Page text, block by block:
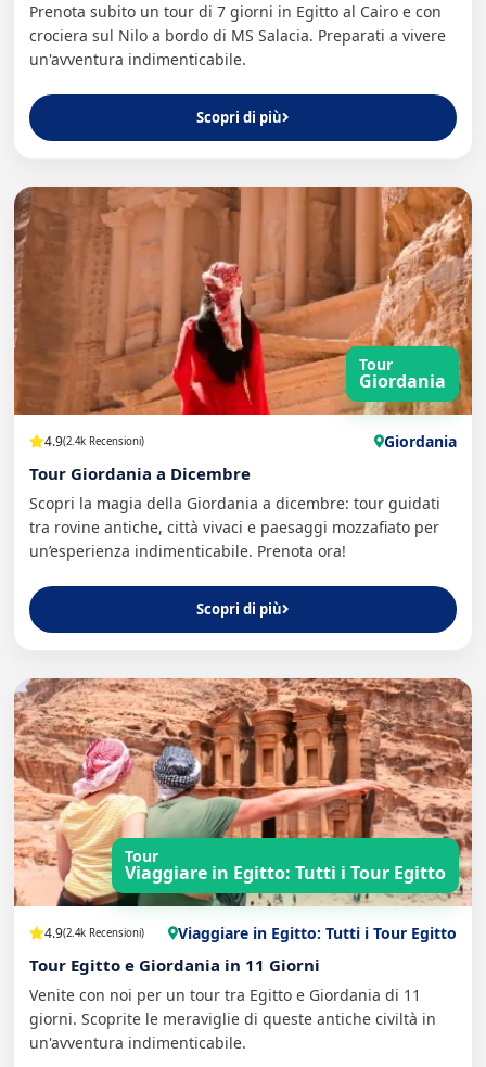
Prenota subito un tour di 7 giorni in Egitto al Cairo e con
crociera sul Nilo a bordo di MS Salacia. Preparati a vivere
un'avventura indimenticabile.
Scopri di più
Tour
Giordania
4.9(2.4k Recensioni) Giordania
Tour Giordania a Dicembre
Scopri la magia della Giordania a dicembre: tour guidati
tra rovine antiche, città vivaci e paesaggi mozzafiato per
un’esperienza indimenticabile. Prenota ora!
Scopri di più
Tour
Viaggiare in Egitto: Tutti i Tour Egitto
4.9(2.4k Recensioni) Viaggiare in Egitto: Tutti i Tour Egitto
Tour Egitto e Giordania in 11 Giorni
Venite con noi per un tour tra Egitto e Giordania di 11
giorni. Scoprite le meraviglie di queste antiche civiltà in
un'avventura indimenticabile.